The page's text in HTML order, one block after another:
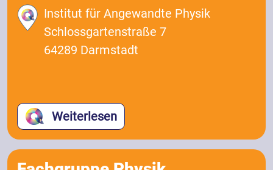
Institut für Angewandte Physik
Schlossgartenstraße 7
64289 Darmstadt
Weiterlesen